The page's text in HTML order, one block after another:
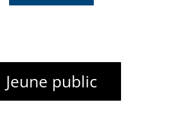
Jeune public